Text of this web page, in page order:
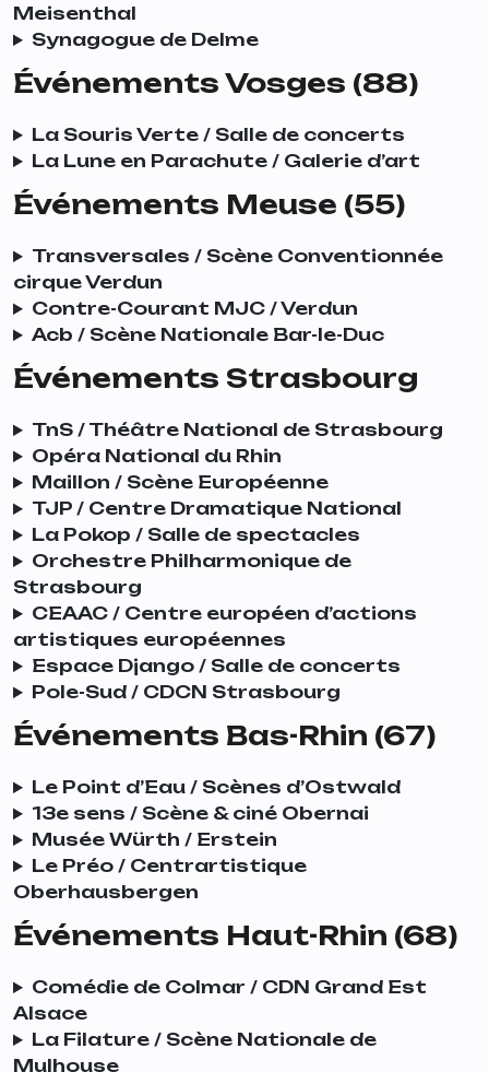
Meisenthal
Synagogue de Delme
Événements Vosges (88)
La Souris Verte / Salle de concerts
La Lune en Parachute / Galerie d’art
Événements Meuse (55)
Transversales / Scène Conventionnée
cirque Verdun
Contre-Courant MJC / Verdun
Acb / Scène Nationale Bar-le-Duc
Événements Strasbourg
TnS / Théâtre National de Strasbourg
Opéra National du Rhin
Maillon / Scène Européenne
TJP / Centre Dramatique National
La Pokop / Salle de spectacles
Orchestre Philharmonique de
Strasbourg
CEAAC / Centre européen d’actions
artistiques européennes
Espace Django / Salle de concerts
Pole-Sud / CDCN Strasbourg
Événements Bas-Rhin (67)
Le Point d’Eau / Scènes d’Ostwald
13e sens / Scène & ciné Obernai
Musée Würth / Erstein
Le Préo / Centrartistique
Oberhausbergen
Événements Haut-Rhin (68)
Comédie de Colmar / CDN Grand Est
Alsace
La Filature / Scène Nationale de
Mulhouse